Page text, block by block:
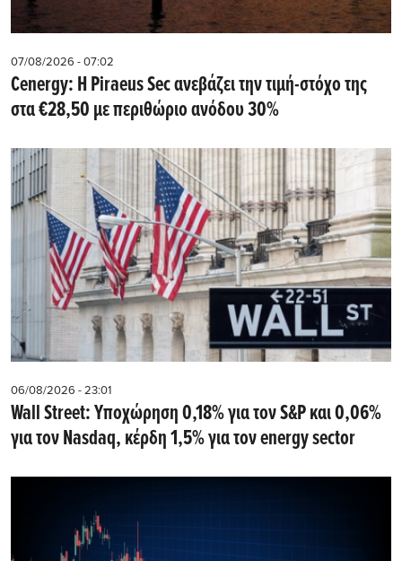
07/08/2026 - 07:02
Cenergy: Η Piraeus Sec ανεβάζει την τιμή-στόχο της
στα €28,50 με περιθώριο ανόδου 30%
06/08/2026 - 23:01
Wall Street: Υποχώρηση 0,18% για τον S&P και 0,06%
για τον Nasdaq, κέρδη 1,5% για τον energy sector